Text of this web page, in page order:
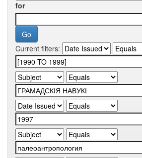
for
Current filters: